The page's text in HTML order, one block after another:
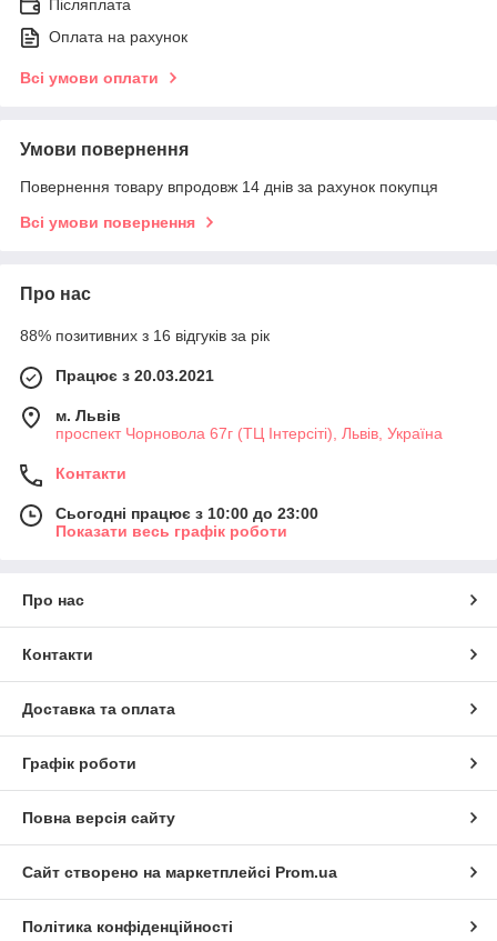
Післяплата
Оплата на рахунок
Всі умови оплати
Умови повернення
Повернення товару впродовж 14 днів за рахунок покупця
Всі умови повернення
Про нас
88% позитивних з 16 відгуків за рік
Працює з 20.03.2021
м. Львів
проспект Чорновола 67г (ТЦ Інтерсіті), Львів, Україна
Контакти
Сьогодні працює з 10:00 до 23:00
Показати весь графік роботи
Про нас
Контакти
Доставка та оплата
Графік роботи
Повна версія сайту
Сайт створено на маркетплейсі Prom.ua
Політика конфіденційності